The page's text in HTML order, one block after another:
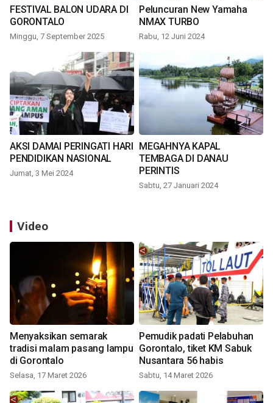
FESTIVAL BALON UDARA DI
GORONTALO
Minggu, 7 September 2025
Peluncuran New Yamaha
NMAX TURBO
Rabu, 12 Juni 2024
AKSI DAMAI PERINGATI HARI
PENDIDIKAN NASIONAL
Jumat, 3 Mei 2024
MEGAHNYA KAPAL
TEMBAGA DI DANAU
PERINTIS
Sabtu, 27 Januari 2024
Video
Menyaksikan semarak
tradisi malam pasang lampu
di Gorontalo
Selasa, 17 Maret 2026
Pemudik padati Pelabuhan
Gorontalo, tiket KM Sabuk
Nusantara 56 habis
Sabtu, 14 Maret 2026